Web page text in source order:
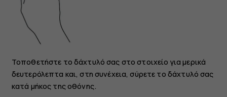
Τοποθετήστε το δάχτυλό σας στο στοιχείο για μερικά
δευτερόλεπτα και, στη συνέχεια, σύρετε το δάχτυλό σας
κατά μήκος της οθόνης.